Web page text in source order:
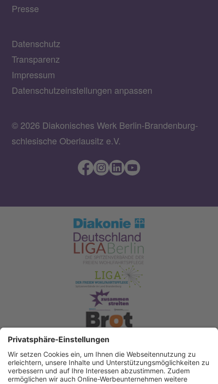
Presse
Datenschutz
Transparenz
Impressum
Datenschutzeinstellungen anpassen
© 2026 Diakonisches Werk Berlin-Brandenburg-
schlesische Oberlausitz e.V.